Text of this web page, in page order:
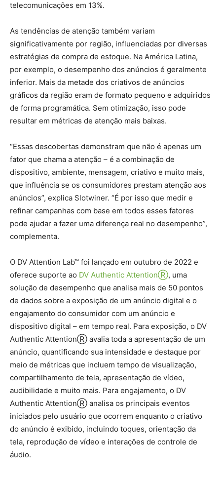
telecomunicações em 13%.
As tendências de atenção também variam
significativamente por região, influenciadas por diversas
estratégias de compra de estoque. Na América Latina,
por exemplo, o desempenho dos anúncios é geralmente
inferior. Mais da metade dos criativos de anúncios
gráficos da região eram de formato pequeno e adquiridos
de forma programática. Sem otimização, isso pode
resultar em métricas de atenção mais baixas.
“Essas descobertas demonstram que não é apenas um
fator que chama a atenção – é a combinação de
dispositivo, ambiente, mensagem, criativo e muito mais,
que influência se os consumidores prestam atenção aos
anúncios”, explica Slotwiner. “É por isso que medir e
refinar campanhas com base em todos esses fatores
pode ajudar a fazer uma diferença real no desempenho”,
complementa.
O DV Attention Lab™ foi lançado em outubro de 2022 e
oferece suporte ao DV Authentic AttentionⓇ, uma
solução de desempenho que analisa mais de 50 pontos
de dados sobre a exposição de um anúncio digital e o
engajamento do consumidor com um anúncio e
dispositivo digital – em tempo real. Para exposição, o DV
Authentic AttentionⓇ avalia toda a apresentação de um
anúncio, quantificando sua intensidade e destaque por
meio de métricas que incluem tempo de visualização,
compartilhamento de tela, apresentação de vídeo,
audibilidade e muito mais. Para engajamento, o DV
Authentic AttentionⓇ analisa os principais eventos
iniciados pelo usuário que ocorrem enquanto o criativo
do anúncio é exibido, incluindo toques, orientação da
tela, reprodução de vídeo e interações de controle de
áudio.